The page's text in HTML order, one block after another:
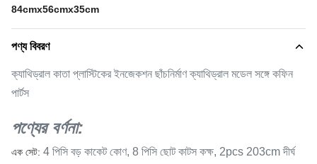
84cmx56cmx35cm
পণ্য বিবরণ
ক্যাথিড্রাল কাতা প্লাস্টিকের ইনজেকশন ছাঁচনির্মাণ ক্যাথিড্রাল মডেল সঙ্গে কফিন
পার্টস
পণ্যের বর্ণনা:
এক সেট: 4 পিসি বড় কাকেট কোণ, 8 পিসি ছোট কাটস কক্ষ, 2pcs 203cm দীর্ঘ